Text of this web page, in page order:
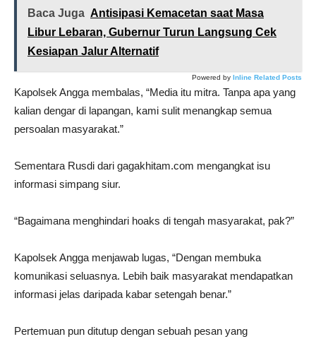
Baca Juga Antisipasi Kemacetan saat Masa
Libur Lebaran, Gubernur Turun Langsung Cek
Kesiapan Jalur Alternatif
Powered by Inline Related Posts
Kapolsek Angga membalas, “Media itu mitra. Tanpa apa yang
kalian dengar di lapangan, kami sulit menangkap semua
persoalan masyarakat.”
Sementara Rusdi dari gagakhitam.com mengangkat isu
informasi simpang siur.
“Bagaimana menghindari hoaks di tengah masyarakat, pak?”
Kapolsek Angga menjawab lugas, “Dengan membuka
komunikasi seluasnya. Lebih baik masyarakat mendapatkan
informasi jelas daripada kabar setengah benar.”
Pertemuan pun ditutup dengan sebuah pesan yang